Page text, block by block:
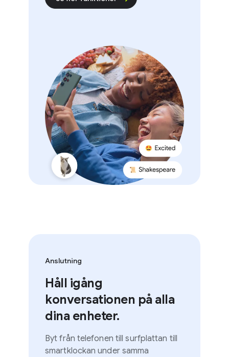
Anslutning
Håll igång
konversationen på alla
dina enheter.
Byt från telefonen till surfplattan till
smartklockan under samma